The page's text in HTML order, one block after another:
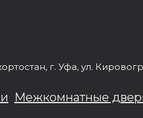
, г. Уфа, ул.
Межкомнатные